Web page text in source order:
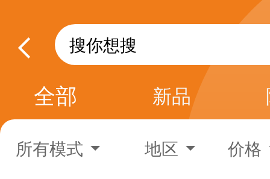
全部 新品
所有模式 地区 价格